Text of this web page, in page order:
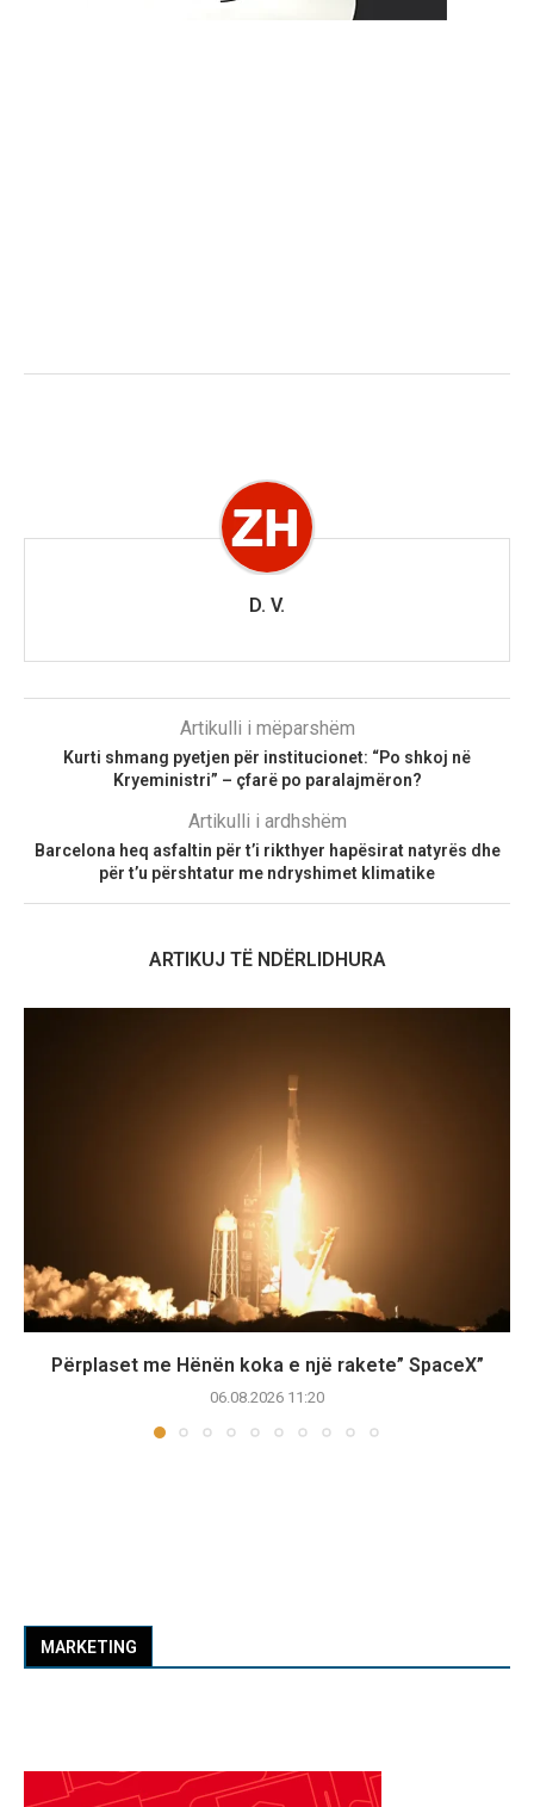
D. V.
Artikulli i mëparshëm
Kurti shmang pyetjen për institucionet: “Po shkoj në
Kryeministri” – çfarë po paralajmëron?
Artikulli i ardhshëm
Barcelona heq asfaltin për t’i rikthyer hapësirat natyrës dhe
për t’u përshtatur me ndryshimet klimatike
ARTIKUJ TË NDËRLIDHURA
Përplaset me Hënën koka e një rakete” SpaceX”
06.08.2026 11:20
MARKETING